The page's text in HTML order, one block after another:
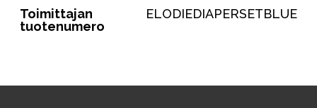
Toimittajan
tuotenumero
ELODIEDIAPERSETBLUE